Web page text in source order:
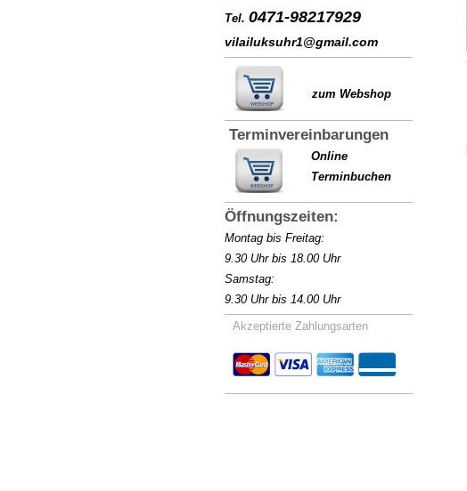
Tel. 0471-98217929
vilailuksuhr1@gmail.com
zum Webshop
Terminvereinbarungen
Online
Terminbuchen
Öffnungszeiten:
Montag bis Freitag:
9.30 Uhr bis 18.00 Uhr
Samstag:
9.30 Uhr bis 14.00 Uhr
Akzeptierte Zahlungsarten